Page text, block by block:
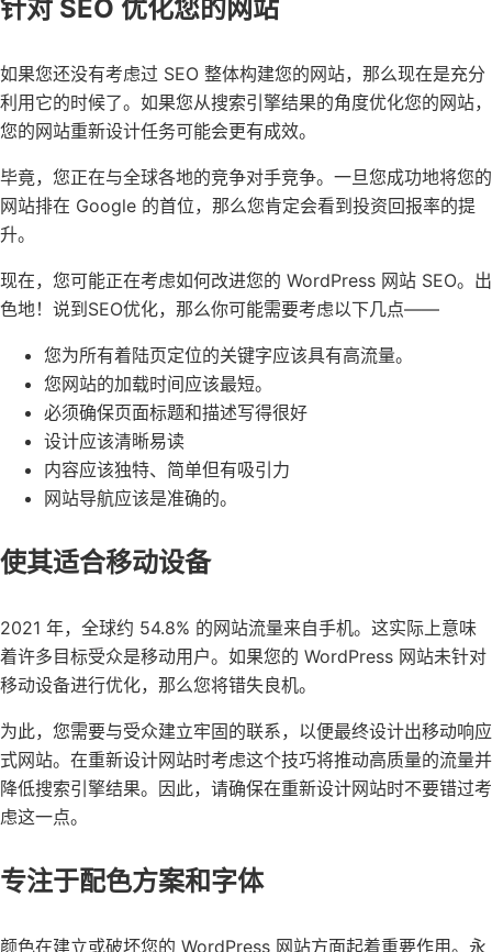
针对 SEO 优化您的网站
如果您还没有考虑过 SEO 整体构建您的网站，那么现在是充分
利用它的时候了。如果您从搜索引擎结果的角度优化您的网站，
您的网站重新设计任务可能会更有成效。
毕竟，您正在与全球各地的竞争对手竞争。一旦您成功地将您的
网站排在 Google 的首位，那么您肯定会看到投资回报率的提
升。
现在，您可能正在考虑如何改进您的 WordPress 网站 SEO。出
色地！说到SEO优化，那么你可能需要考虑以下几点——
您为所有着陆页定位的关键字应该具有高流量。
您网站的加载时间应该最短。
必须确保页面标题和描述写得很好
设计应该清晰易读
内容应该独特、简单但有吸引力
网站导航应该是准确的。
使其适合移动设备
2021 年，全球约 54.8% 的网站流量来自手机。这实际上意味
着许多目标受众是移动用户。如果您的 WordPress 网站未针对
移动设备进行优化，那么您将错失良机。
为此，您需要与受众建立牢固的联系，以便最终设计出移动响应
式网站。在重新设计网站时考虑这个技巧将推动高质量的流量并
降低搜索引擎结果。因此，请确保在重新设计网站时不要错过考
虑这一点。
专注于配色方案和字体
颜色在建立或破坏您的 WordPress 网站方面起着重要作用。永